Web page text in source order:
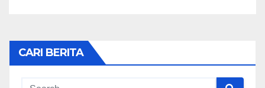
CARI BERITA